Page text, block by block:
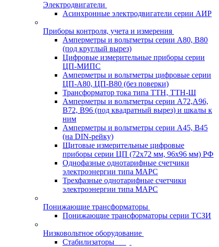
Электродвигатели
Асинхронные электродвигатели серии АИР
Приборы контроля, учета и измерения
Амперметры и вольтметры серии А80, В80
(под круглый вырез)
Цифровые измерительные приборы серии
ЦП-МИПС
Амперметры и вольтметры цифровые серии
ЦП-А80, ЦП-В80 (без поверки)
Трансформатор тока типа ТТН, ТТН-Ш
Амперметры и вольтметры серии А72,А96,
В72, В96 (под квадратный вырез) и шкалы к
ним
Амперметры и вольтметры серии А45, В45
(на DIN-рейку)
Щитовые измерительные цифровые
приборы серии ЦП (72х72 мм, 96х96 мм) РФ
Однофазные однотарифные счетчики
электроэнергии типа МАРС
Трехфазные однотарифные счетчики
электроэнергии типа МАРС
Понижающие трансформаторы
Понижающие трансформаторы серии ТСЗИ
Низковольтное оборудование
Стабилизаторы